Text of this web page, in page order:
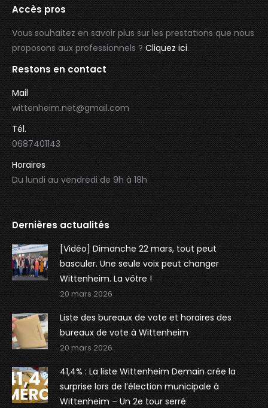
Accès pros
Vous souhaitez en savoir plus sur les prestations que nous
proposons aux professionnels ?Cliquez ici.
Restons en contact
Mail
wittenheim.net@gmail.com
Tél.
0687401143
Horaires
Du lundi au vendredi de 9h à 18h
Dernières actualités
[Vidéo] Dimanche 22 mars, tout peut
basculer. Une seule voix peut changer
Wittenheim. La vôtre !
20 mars 2026
Liste des bureaux de vote et horaires des
bureaux de vote à Wittenheim
20 mars 2026
41,4% : La liste Wittenheim Demain crée la
surprise lors de l’élection municipale à
Wittenheim – Un 2e tour serré